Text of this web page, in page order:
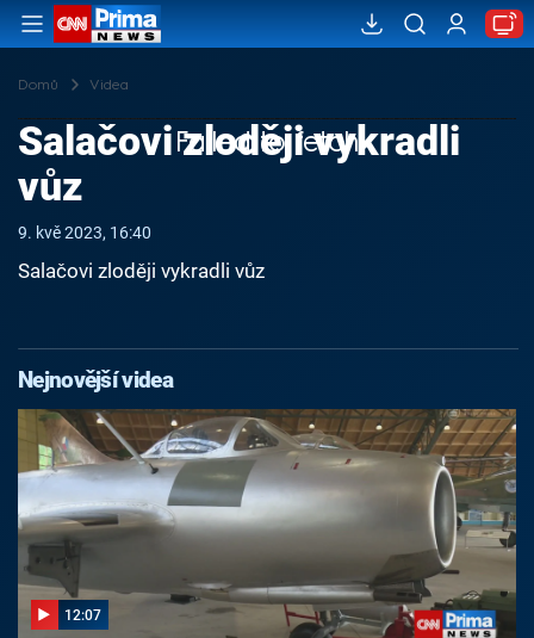
Domů Videa
Failed to fetch
Salačovi zloději vykradli
vůz
9. kvě 2023, 16:40
Salačovi zloději vykradli vůz
Nejnovější videa
12:07